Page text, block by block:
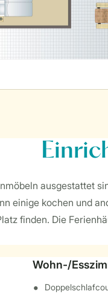
ausgestattet
einige kochen und
finden. Die
Wohn-/